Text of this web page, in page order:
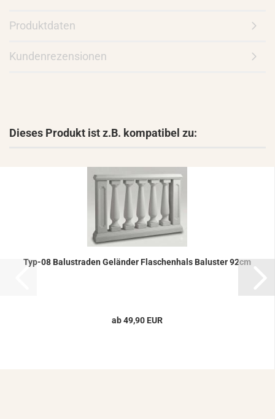
Produktdaten
Kundenrezensionen
Dieses Produkt ist z.B. kompatibel zu:
Typ-​08 Ba­lus­tra­den Ge­län­der Fla­schen­hals Ba­lus­ter 92cm
ab 49,90 EUR